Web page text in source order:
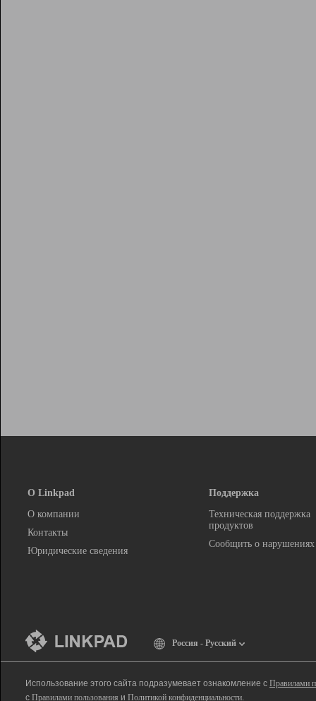
О Linkpad
О компании
Контакты
Юридические сведения
Поддержка
Техническая поддержка
продуктов
Сообщить о нарушениях
Россия - Русский
Использование этого сайта подразумевает ознакомление с Правилами
с Правилами пользования и Политикой конфиденциальности.